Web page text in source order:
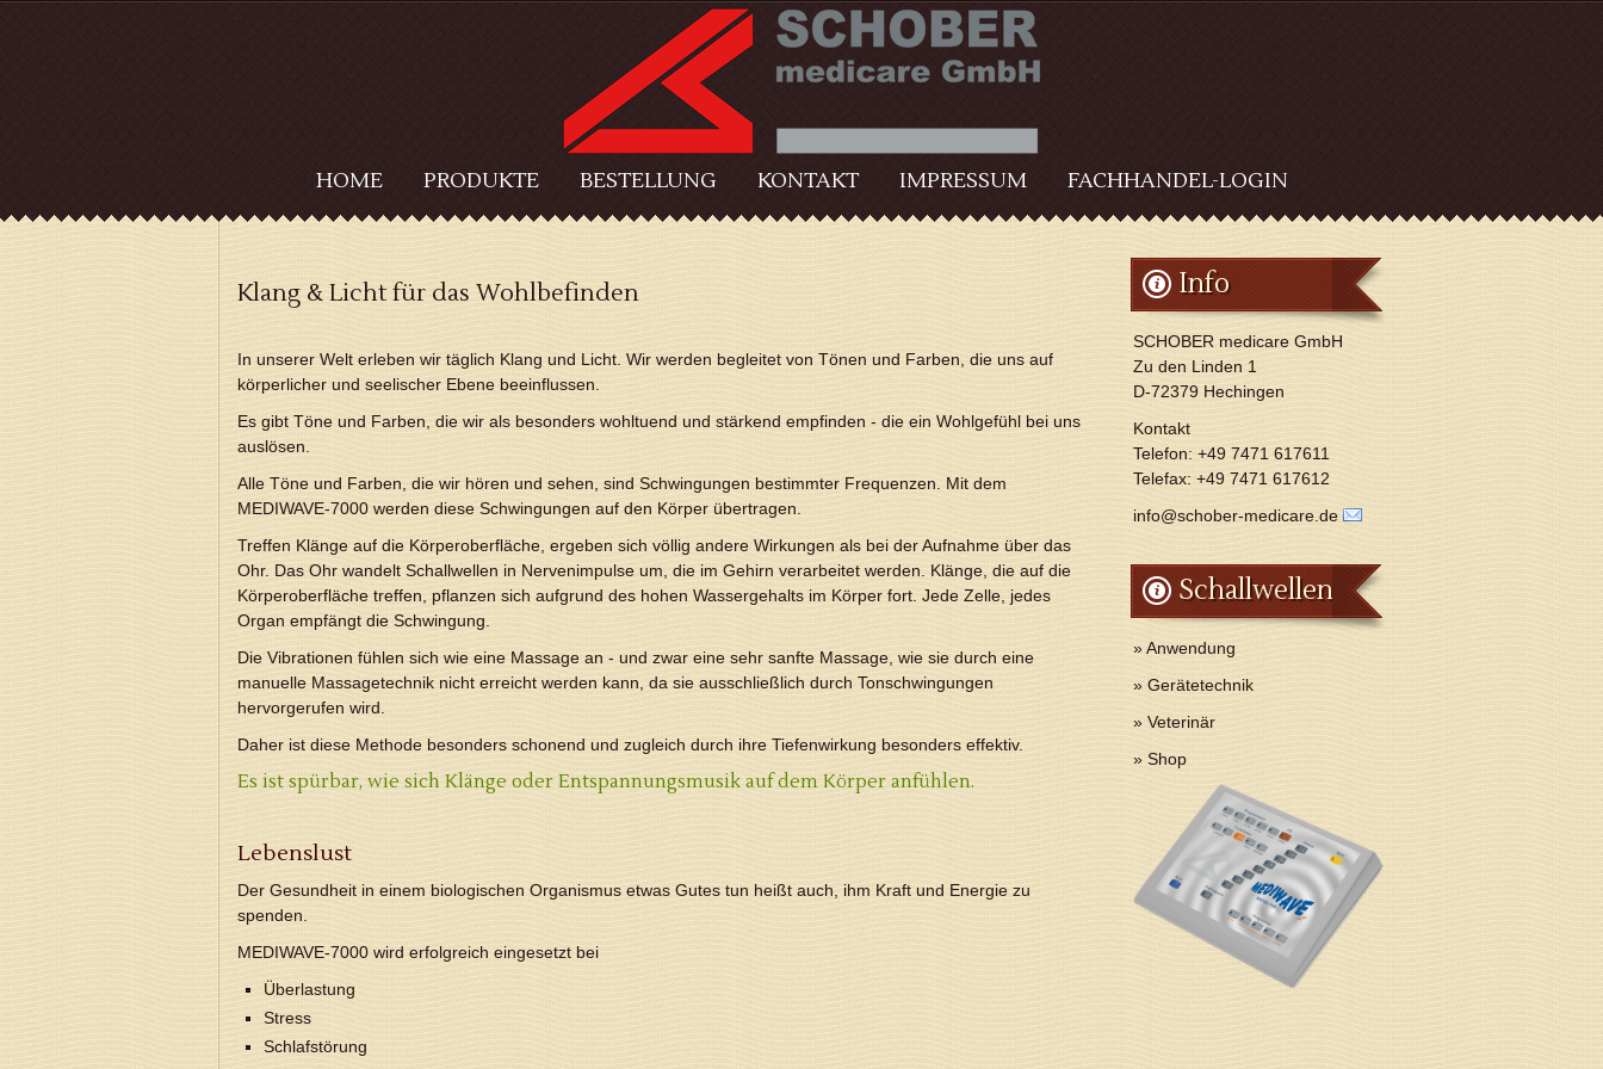
HOME PRODUKTE BESTELLUNG KONTAKT IMPRESSUM FACHHANDEL-LOGIN
Klang & Licht für das Wohlbefinden
In unserer Welt erleben wir täglich Klang und Licht. Wir werden begleitet von Tönen und Farben, die uns auf
körperlicher und seelischer Ebene beeinflussen.
Es gibt Töne und Farben, die wir als besonders wohltuend und stärkend empfinden - die ein Wohlgefühl bei uns
auslösen.
Alle Töne und Farben, die wir hören und sehen, sind Schwingungen bestimmter Frequenzen. Mit dem
MEDIWAVE-7000 werden diese Schwingungen auf den Körper übertragen.
Treffen Klänge auf die Körperoberfläche, ergeben sich völlig andere Wirkungen als bei der Aufnahme über das
Ohr. Das Ohr wandelt Schallwellen in Nervenimpulse um, die im Gehirn verarbeitet werden. Klänge, die auf die
Körperoberfläche treffen, pflanzen sich aufgrund des hohen Wassergehalts im Körper fort. Jede Zelle, jedes
Organ empfängt die Schwingung.
Die Vibrationen fühlen sich wie eine Massage an - und zwar eine sehr sanfte Massage, wie sie durch eine
manuelle Massagetechnik nicht erreicht werden kann, da sie ausschließlich durch Tonschwingungen
hervorgerufen wird.
Daher ist diese Methode besonders schonend und zugleich durch ihre Tiefenwirkung besonders effektiv.
Es ist spürbar, wie sich Klänge oder Entspannungsmusik auf dem Körper anfühlen.
Lebenslust
Der Gesundheit in einem biologischen Organismus etwas Gutes tun heißt auch, ihm Kraft und Energie zu
spenden.
MEDIWAVE-7000 wird erfolgreich eingesetzt bei
Überlastung
Stress
Schlafstörung
Info
SCHOBER medicare GmbH
Zu den Linden 1
D-72379 Hechingen
Kontakt
Telefon: +49 7471 617611
Telefax: +49 7471 617612
info@schober-medicare.de
Schallwellen
» Anwendung
» Gerätetechnik
» Veterinär
» Shop